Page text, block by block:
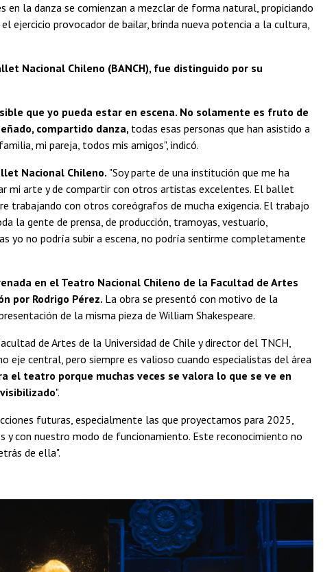
en la danza se comienzan a mezclar de forma natural, propiciando
ejercicio provocador de bailar, brinda nueva potencia a la cultura,
Nacional Chileno (BANCH), fue distinguido por su
que yo pueda estar en escena. No solamente es fruto de
compartido danza, todas esas personas que han asistido a
mi pareja, todos mis amigos", indicó.
Nacional Chileno. "Soy parte de una institución que me ha
mi arte y de compartir con otros artistas excelentes. El ballet
trabajando con otros coreógrafos de mucha exigencia. El trabajo
la gente de prensa, de producción, tramoyas, vestuario,
yo no podría subir a escena, no podría sentirme completamente
en el Teatro Nacional Chileno de la Facultad de Artes
por Rodrigo Pérez. La obra se presentó con motivo de la
de la misma pieza de William Shakespeare.
de Artes de la Universidad de Chile y director del TNCH,
eje central, pero siempre es valioso cuando especialistas del área
el teatro porque muchas veces se valora lo que se ve en
".
futuras, especialmente las que proyectamos para 2025,
con nuestro modo de funcionamiento. Este reconocimiento no
de ella".